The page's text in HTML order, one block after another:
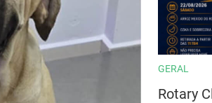
GERAL
Rotary